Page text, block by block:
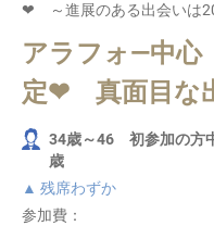
❤ ～進展のある出会いは
アラフォ―中
定❤ 真面目な
34歳～46 初参加の方
歳
▲ 残席わずか
参加費：